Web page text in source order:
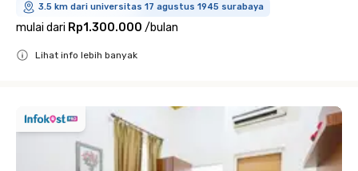
3.5 km dari universitas 17 agustus 1945 surabaya
mulai dari Rp1.300.000 /bulan
Lihat info lebih banyak